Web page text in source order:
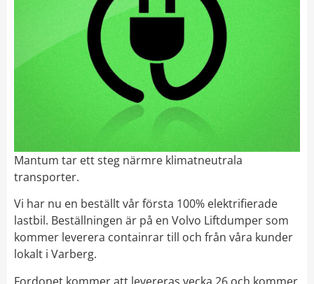
Mantum tar ett steg närmre klimatneutrala
transporter.
Vi har nu en beställt vår första 100% elektrifierade
lastbil. Beställningen är på en Volvo Liftdumper som
kommer leverera containrar till och från våra kunder
lokalt i Varberg.